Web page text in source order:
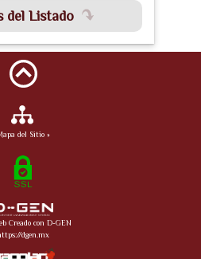
del Listado
del Sitio »
Creado con D-GEN
dgen.mx